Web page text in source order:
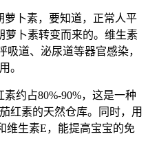
萝卜素，要知道，正常人平
萝卜素转变而来的。维生素
道、泌尿道等器官感染，
。
约占80%-90%，这是一种
红素的天然仓库。同时，用
维生素E，能提高宝宝的免